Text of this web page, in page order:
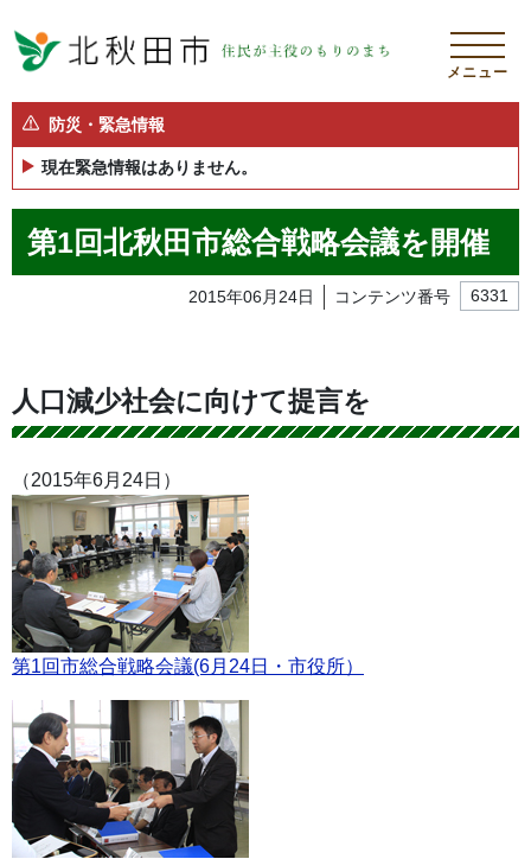
メニュー
防災・緊急情報
現在緊急情報はありません。
第1回北秋田市総合戦略会議を開催
2015年06月24日 コンテンツ番号 6331
人口減少社会に向けて提言を
（2015年6月24日）
第1回市総合戦略会議(6月24日・市役所）